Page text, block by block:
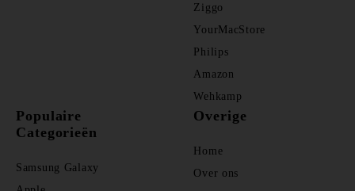
Ziggo
YourMacStore
Philips
Amazon
Wehkamp
Populaire
Categorieën
Samsung Galaxy
Overige
Home
Over ons